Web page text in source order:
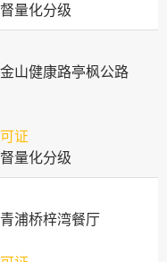
量化分级
山健康路亭枫公路
证
量化分级
浦桥梓湾餐厅